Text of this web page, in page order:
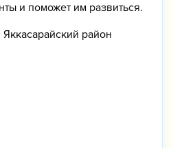
и поможет им развиться.
район